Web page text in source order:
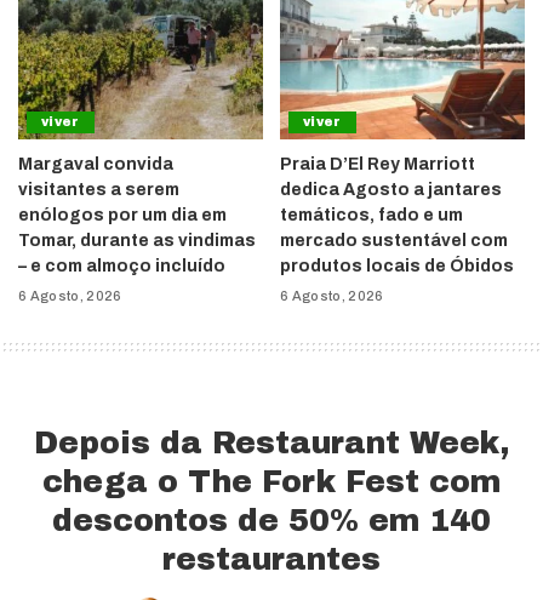
viver
Margaval convida
visitantes a serem
enólogos por um dia em
Tomar, durante as vindimas
– e com almoço incluído
6 Agosto, 2026
viver
Praia D’El Rey Marriott
dedica Agosto a jantares
temáticos, fado e um
mercado sustentável com
produtos locais de Óbidos
6 Agosto, 2026
Depois da Restaurant Week,
chega o The Fork Fest com
descontos de 50% em 140
restaurantes